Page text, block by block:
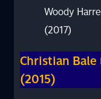
Woody
(2017)
Christian Bale
(2015)